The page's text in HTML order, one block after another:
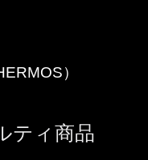
）
ティ商品